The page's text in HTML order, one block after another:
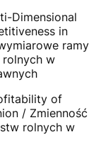
Dimensional
in
ramy
w
of
/ Zmienność
rolnych w